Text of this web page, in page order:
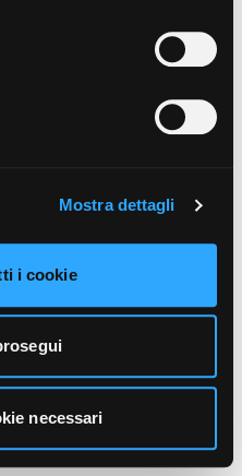
visione dell’informativa
cliccando qui.
Mostra dettagli
i cookie
necessari